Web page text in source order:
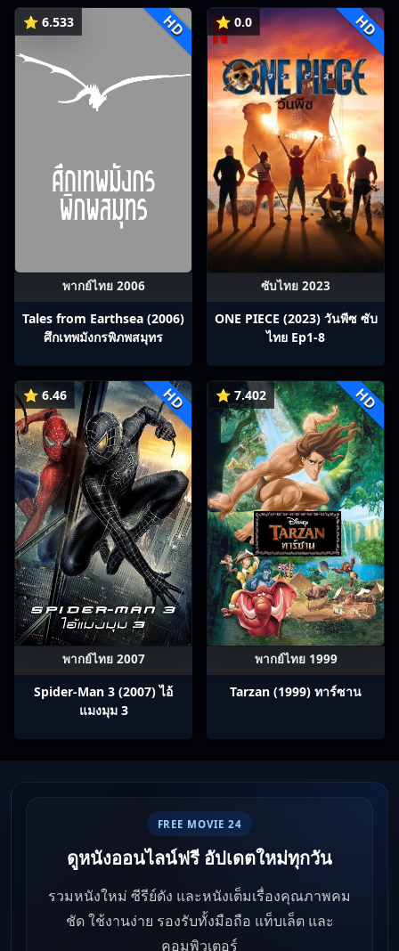
⭐ 6.533 HD
พากย์ไทย 2006
Tales from Earthsea (2006)
ศึกเทพมังกรพิภพสมุทร
⭐ 0.0 HD
ซับไทย 2023
ONE PIECE (2023) วันพีซ ซับ
ไทย Ep1-8
⭐ 6.46 HD
พากย์ไทย 2007
Spider-Man 3 (2007) ไอ้
แมงมุม 3
⭐ 7.402 HD
พากย์ไทย 1999
Tarzan (1999) ทาร์ซาน
FREE MOVIE 24
ดูหนังออนไลน์ฟรี อัปเดตใหม่ทุกวัน
รวมหนังใหม่ ซีรีย์ดัง และหนังเต็มเรื่องคุณภาพคม
ชัด ใช้งานง่าย รองรับทั้งมือถือ แท็บเล็ต และ
คอมพิวเตอร์